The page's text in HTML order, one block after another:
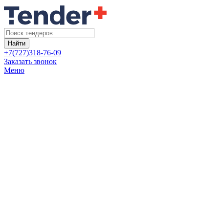
Найти
+7(727)318-76-09
Заказать звонок
Меню